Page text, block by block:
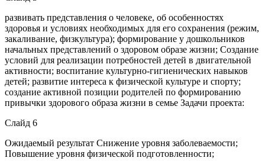
развивать представления о человеке, об особенностях
здоровья и условиях необходимых для его сохранения (режим,
закаливание, физкультура); формирование у дошкольников
начальных представлений о здоровом образе жизни; Создание
условий для реализации потребностей детей в двигательной
активности; воспитание культурно-гигиенических навыков
детей; развитие интереса к физической культуре и спорту;
создание активной позиции родителей по формированию
привычки здорового образа жизни в семье Задачи проекта:
Слайд 6
Ожидаемый результат Снижение уровня заболеваемости;
Повышение уровня физической подготовленности;